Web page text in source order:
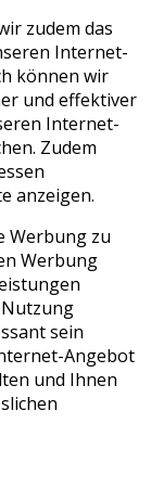
zudem das
Internet-
können wir
und effektiver
Internet-
Zudem
anzeigen.
Werbung zu
Werbung
sein
Angebot
und Ihnen